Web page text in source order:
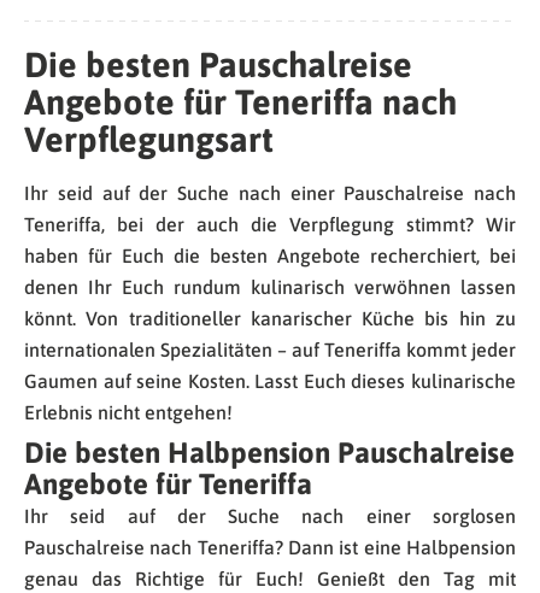
Die besten Pauschalreise
Angebote für Teneriffa nach
Verpflegungsart
Ihr seid auf der Suche nach einer Pauschalreise nach
Teneriffa, bei der auch die Verpflegung stimmt? Wir
haben für Euch die besten Angebote recherchiert, bei
denen Ihr Euch rundum kulinarisch verwöhnen lassen
könnt. Von traditioneller kanarischer Küche bis hin zu
internationalen Spezialitäten – auf Teneriffa kommt jeder
Gaumen auf seine Kosten. Lasst Euch dieses kulinarische
Erlebnis nicht entgehen!
Die besten Halbpension Pauschalreise
Angebote für Teneriffa
Ihr seid auf der Suche nach einer sorglosen
Pauschalreise nach Teneriffa? Dann ist eine Halbpension
genau das Richtige für Euch! Genießt den Tag mit